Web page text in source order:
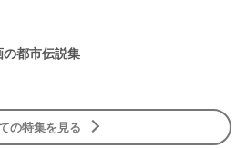
都市伝説集
の特集を見る